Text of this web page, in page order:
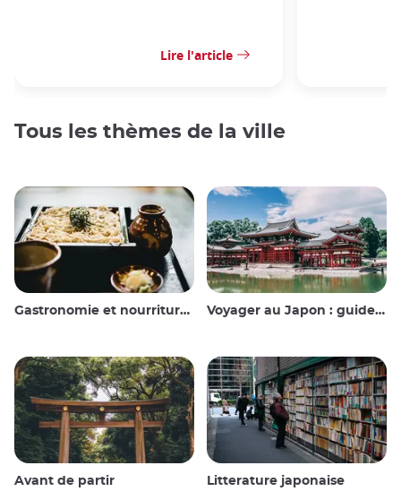
Lire l'article
Tous les thèmes de la ville
Gastronomie et nourriture japonaise Voyager au Japon : guide et conseils
Avant de partir Litterature japonaise